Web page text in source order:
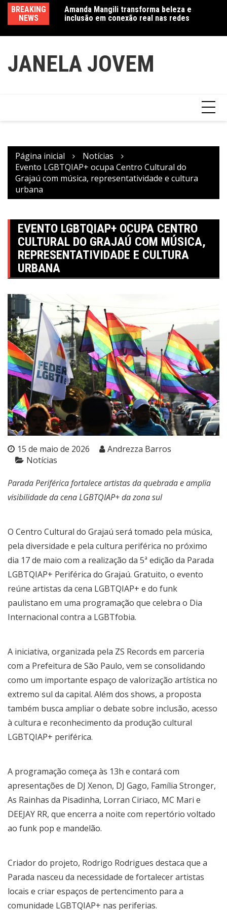
conteúdo
BREAKING
NEWS
feminino” no
Amanda Mangili transforma beleza e
inclusão em conexão real nas redes
JANELA JOVEM
Página inicial
Notícias
Evento LGBTQIAP+ ocupa Centro Cultural do
Grajaú com música, representatividade e cultura
urbana
EVENTO LGBTQIAP+ OCUPA CENTRO
CULTURAL DO GRAJAÚ COM MÚSICA,
REPRESENTATIVIDADE E CULTURA
URBANA
15 de maio de 2026
Andrezza Barros
Notícias
Parada Periférica fortalece artistas da quebrada e amplia
visibilidade da cena LGBTQIAP+ da zona sul
O Centro Cultural do Grajaú será tomado pela música,
pela diversidade e pela cultura periférica no próximo
dia 17 de maio com a realização da 5ª edição da Parada
LGBTQIAP+ Periférica do Grajaú. Gratuito, o evento
reúne artistas da cena LGBTQIAP+ e do funk
paulistano em uma programação que celebra o Dia
Internacional contra a LGBTfobia.
A iniciativa, organizada pela ZS Records em parceria
com a Prefeitura de São Paulo, vem se consolidando
como um importante espaço de valorização artística no
extremo sul da capital. Além dos shows, a proposta
também busca ampliar o debate sobre inclusão, acesso
à cultura e reconhecimento da produção cultural
LGBTQIAP+ periférica.
A programação começa às 13h e contará com
apresentações de DJ Xenon, DJ Gago, Família Stronger,
As Rainhas da Pisadinha, Lorran Ciriaco, MC Mari e
DEEJAY RR, que encerra a noite com repertório voltado
ao funk pop e mandelão.
Criador do projeto, Rodrigo Rodrigues destaca que a
Parada nasceu da necessidade de fortalecer artistas
locais e criar espaços de pertencimento para a
comunidade LGBTQIAP+ nas periferias.